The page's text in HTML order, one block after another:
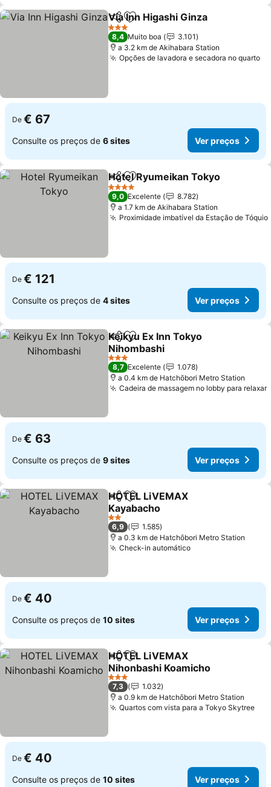
PartilharAdicionar aos favoritos
Via Inn Higashi Ginza
3 Estrelas
8,4 Muito boa
3.101
a 3.2 km de Akihabara Station
Opções de lavadora e secadora no quarto
De € 67
Consulte os preços de 6 sites Ver preços
PartilharAdicionar aos favoritos
Hotel Ryumeikan Tokyo
4 Estrelas
9,0 Excelente
8.782
a 1.7 km de Akihabara Station
Proximidade imbatível da Estação de Tóquio
De € 121
Consulte os preços de 4 sites Ver preços
PartilharAdicionar aos favoritos
Keikyu Ex Inn Tokyo
Nihombashi
3 Estrelas
8,7 Excelente
1.078
a 0.4 km de Hatchōbori Metro Station
Cadeira de massagem no lobby para relaxar
De € 63
Consulte os preços de 9 sites Ver preços
PartilharAdicionar aos favoritos
HOTEL LiVEMAX
Kayabacho
2 Estrelas
6,9
1.585
a 0.3 km de Hatchōbori Metro Station
Check-in automático
De € 40
Consulte os preços de 10 sites Ver preços
PartilharAdicionar aos favoritos
HOTEL LiVEMAX
Nihonbashi Koamicho
3 Estrelas
7,3
1.032
a 0.9 km de Hatchōbori Metro Station
Quartos com vista para a Tokyo Skytree
De € 40
Consulte os preços de 10 sites Ver preços